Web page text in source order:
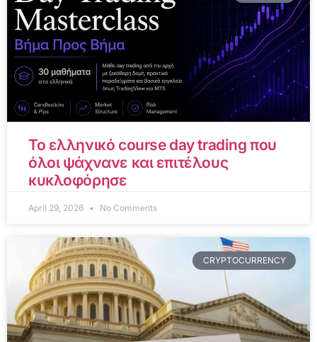
Το ελληνικό course day trading που
όλοι ψάχνανε και επιτέλους
κυκλοφόρησε
April 29, 2026 No Comments
CRYPTOCURRENCY